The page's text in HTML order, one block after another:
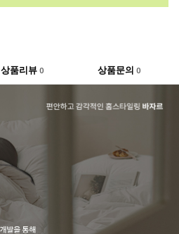
상품리뷰 0 상품문의0